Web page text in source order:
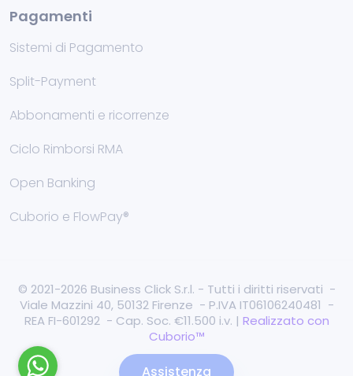
Pagamenti
Sistemi di Pagamento
Split-Payment
Abbonamenti e ricorrenze
Ciclo Rimborsi RMA
Open Banking
Cuborio e FlowPay®
© 2021-2026 Business Click S.r.l. - Tutti i diritti riservati -
Viale Mazzini 40, 50132 Firenze - P.IVA IT06106240481 -
REA FI-601292 - Cap. Soc. €11.500 i.v. | Realizzato con
Cuborio™
Assistenza